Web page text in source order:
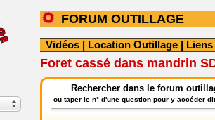
FORUM OUTILLAGE
Vidéos | Location Outillage | Liens
Foret cassé dans mandrin
Rechercher dans le forum
ou taper le n° d'une question pour y accéder